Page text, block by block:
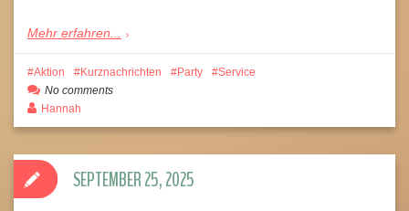
Mehr erfahren...
Aktion Kurznachrichten Party
Service
No comments
Hannah
SEPTEMBER 25, 2025